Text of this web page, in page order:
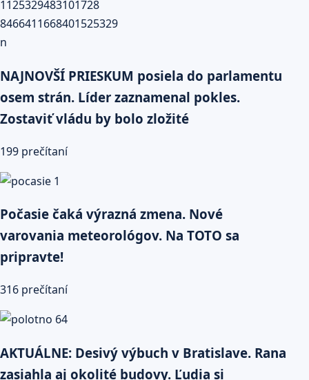
NAJNOVŠÍ PRIESKUM posiela do parlamentu
osem strán. Líder zaznamenal pokles.
Zostaviť vládu by bolo zložité
199 prečítaní
Počasie čaká výrazná zmena. Nové
varovania meteorológov. Na TOTO sa
pripravte!
316 prečítaní
AKTUÁLNE: Desivý výbuch v Bratislave. Rana
zasiahla aj okolité budovy. Ľudia si